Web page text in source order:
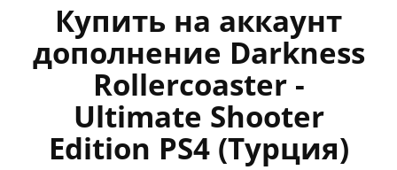
Купить на аккаунт
дополнение Darkness
Rollercoaster -
Ultimate Shooter
Edition PS4 (Турция)